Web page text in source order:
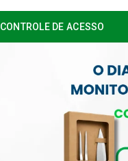
CONTROLE DE ACESSO